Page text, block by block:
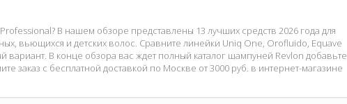
В нашем обзоре представлены 13 лучших средств 2026 года для
вьющихся и детских волос. Сравните линейки Uniq One, Orofluido, Equave
вариант. В конце обзора вас ждет полный каталог шампуней Revlon добавьте
заказ с бесплатной доставкой по Москве от 3000 руб. в интернет-магазине